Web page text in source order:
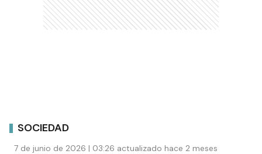
SOCIEDAD
7 de junio de 2026 | 03:26 actualizado hace 2 meses